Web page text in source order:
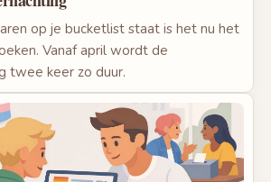
op je bucketlist staat is het nu het
Vanaf april wordt de
twee keer zo duur.